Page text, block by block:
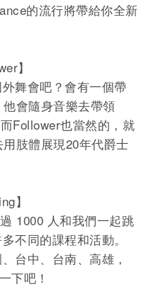
的流行將帶給你全新
】
舞會吧？會有一個帶
會隨身音樂去帶領
Follower也當然的，就
肢體展現20年代爵士
】
1000 人和我們一起跳
不同的課程和活動。
台中、台南、高雄，
下吧！